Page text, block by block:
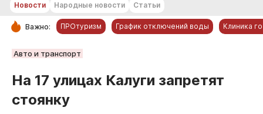
РУБРИКИ
Обнинск
Новости компаний
Статьи
Новости Народные новости Статьи
Важно: ПРОтуризм График отключений воды Клиника
Авто и транспорт
На 17 улицах Калуги запретят
стоянку